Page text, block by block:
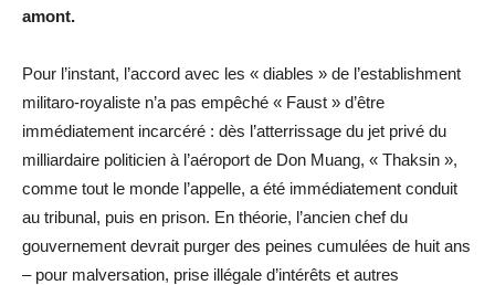
amont.
Pour l’instant, l’accord avec les « diables » de l’establishment
militaro-royaliste n’a pas empêché « Faust » d’être
immédiatement incarcéré : dès l’atterrissage du jet privé du
milliardaire politicien à l’aéroport de Don Muang, « Thaksin »,
comme tout le monde l’appelle, a été immédiatement conduit
au tribunal, puis en prison. En théorie, l’ancien chef du
gouvernement devrait purger des peines cumulées de huit ans
– pour malversation, prise illégale d’intérêts et autres